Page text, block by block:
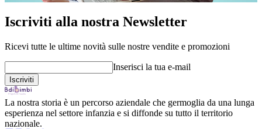
Iscriviti alla nostra Newsletter
Ricevi tutte le ultime novità sulle nostre vendite e promozioni
Inserisci la tua e-mail
La nostra storia è un percorso aziendale che germoglia da una lunga
esperienza nel settore infanzia e si diffonde su tutto il territorio
nazionale.